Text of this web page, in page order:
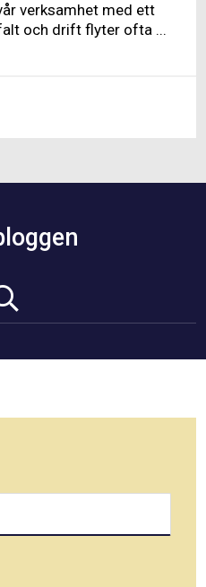
verksamhet med ett
och drift flyter ofta ...